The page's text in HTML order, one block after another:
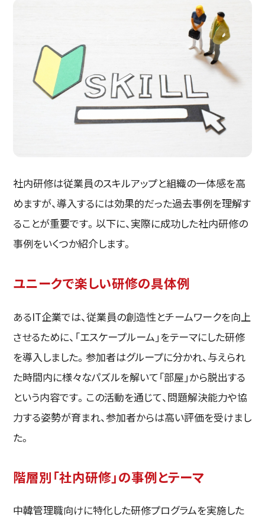
社内研修は従業員のスキルアップと組織の一体感を高
めますが、導入するには効果的だった過去事例を理解す
ることが重要です。以下に、実際に成功した社内研修の
事例をいくつか紹介します。
ユニークで楽しい研修の具体例
あるIT企業では、従業員の創造性とチームワークを向上
させるために、「エスケープルーム」をテーマにした研修
を導入しました。参加者はグループに分かれ、与えられ
た時間内に様々なパズルを解いて「部屋」から脱出する
という内容です。この活動を通じて、問題解決能力や協
力する姿勢が育まれ、参加者からは高い評価を受けまし
た。
階層別「社内研修」の事例とテーマ
中韓管理職向けに特化した研修プログラムを実施した